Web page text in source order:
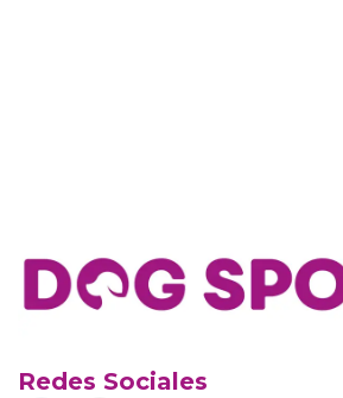
Redes Sociales